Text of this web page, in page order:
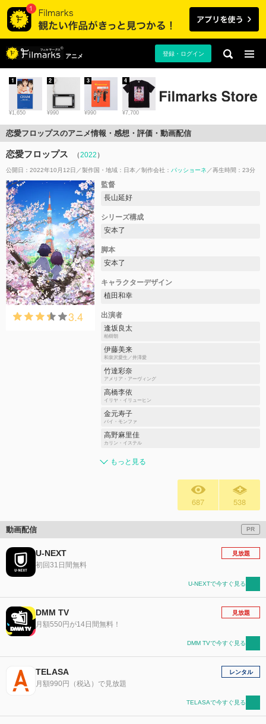
アニメ 登録・ログイン
¥1,650
1
¥990
2
¥990
3
¥7,700
4
恋愛フロップスのアニメ情報・感想・評価・動画配信
恋愛フロップス （2022 ）
公開日：2022年10月12日 製作国・地域： 日本 制作会社： パッショーネ 再生時間：23分
3.4
監督
長山延好
シリーズ構成
安本了
脚本
安本了
キャラクターデザイン
植田和幸
出演者
逢坂良太
柏樹朝
伊藤美来
和泉沢愛⽣／井澤愛
竹達彩奈
アメリア・アーヴィング
高橋李依
イリヤ・イリューヒン
金元寿子
バイ・モンファ
高野麻里佳
カリン・イステル
もっと見る
687 538
動画配信 PR
U-NEXT
初回31日間無料
見放題
U-NEXTで今すぐ見る
DMM TV
月額550円が14日間無料！
見放題
DMM TVで今すぐ見る
TELASA
月額990円（税込）で見放題
レンタル
TELASAで今すぐ見る